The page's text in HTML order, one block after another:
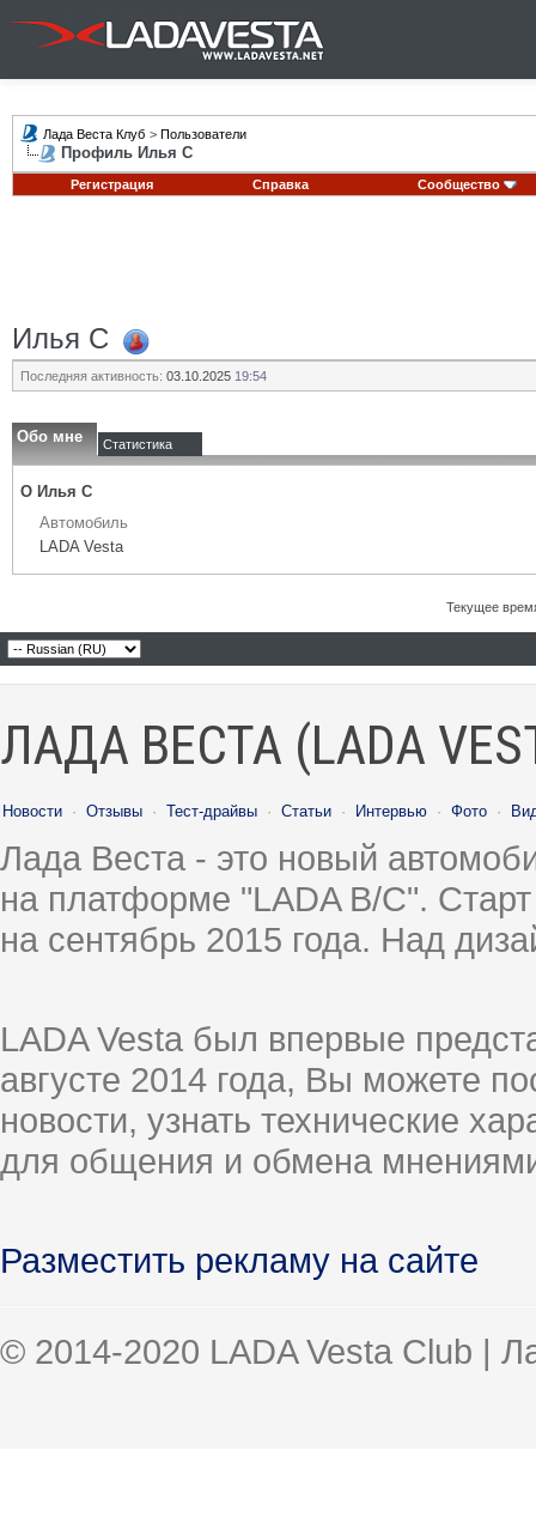
Лада Веста Клуб > Пользователи
Профиль Илья С
Регистрация Справка Сообщество
Илья С
Последняя активность: 03.10.2025 19:54
Обо мне Статистика
О Илья С
Автомобиль
LADA Vesta
Текущее
ЛАДА ВЕСТА (LADA
Новости · Отзывы · Тест-драйвы · Статьи · Интервью · Фото ·
Лада Веста - это новый
на платформе "LADA B/C".
на сентябрь 2015 года. Над
LADA Vesta был впервые
августе 2014 года, Вы можете
новости, узнать технические
для общения и обмена
Разместить рекламу на сайте
© 2014-2020 LADA Vesta Club |